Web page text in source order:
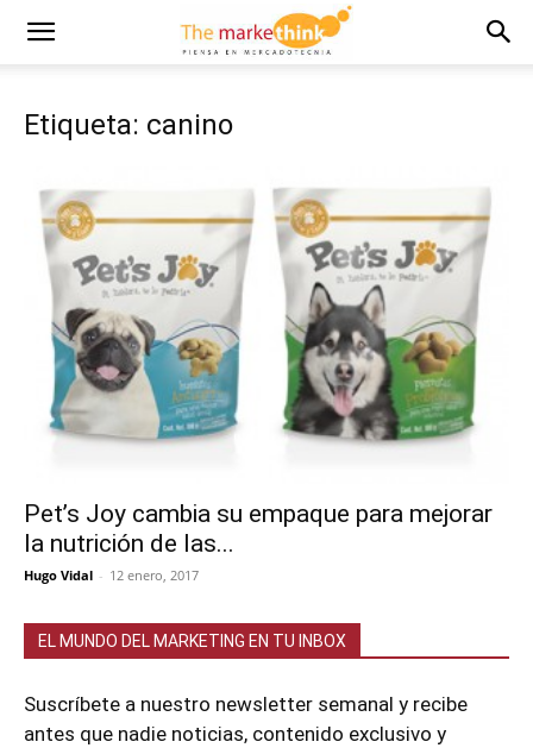
Etiqueta: canino
Pet’s Joy cambia su empaque para mejorar
la nutrición de las...
Hugo Vidal - 12 enero, 2017
EL MUNDO DEL MARKETING EN TU INBOX
Suscríbete a nuestro newsletter semanal y recibe
antes que nadie noticias, contenido exclusivo y